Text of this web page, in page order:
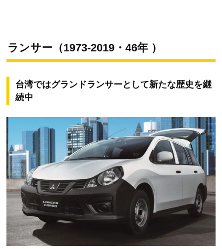
ランサー（1973-2019・46年 ）
台湾ではグランドランサーとして新たな歴史を継
続中